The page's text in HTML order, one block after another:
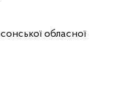
обласної